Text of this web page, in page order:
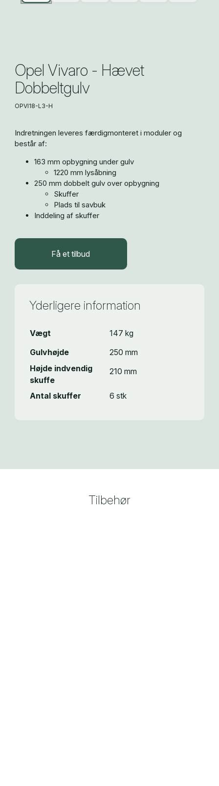
Opel Vivaro - Hævet
Dobbeltgulv
OPVI18-L3-H
Indretningen leveres færdigmonteret i moduler og
består af:
163 mm opbygning under gulv
1220 mm lysåbning
250 mm dobbelt gulv over opbygning
Skuffer
Plads til savbuk
Inddeling af skuffer
Få et tilbud
Yderligere information
Vægt
147 kg
Gulvhøjde
250 mm
Højde indvendig
skuffe
210 mm
Antal skuffer 6 stk
Tilbehør